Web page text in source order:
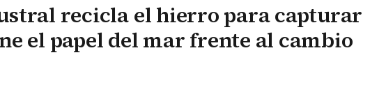
recicla el hierro para capturar
el papel del mar frente al cambio